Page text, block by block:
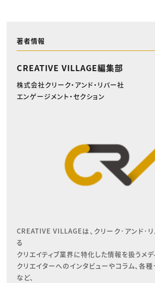
著者情報
CREATIVE VILLAGE編集部
株式会社クリーク・アンド・リバー社
エンゲージメント・セクション
CREATIVE VILLAGEは、クリーク･アンド･
る
クリエイティブ業界に特化した情報を扱うメデ
クリエイターへのインタビューやコラム、各種
など、